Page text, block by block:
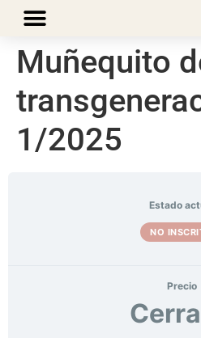
Muñequito
1/2025
Estado
NO
Precio